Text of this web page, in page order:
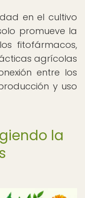
en el cultivo
promueve la
fitofármacos,
agrícolas
entre los
y uso
la